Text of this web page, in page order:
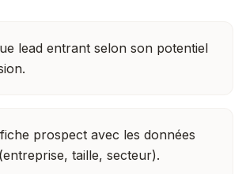
lead entrant selon son potentiel
prospect avec les données
taille, secteur).